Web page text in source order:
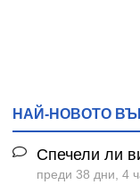
НАЙ-НОВОТО
Спечели ли
преди 38 дни, 4